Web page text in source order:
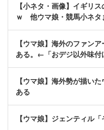
【小ネタ・画像】イギリ
ｗ 他ウマ娘・競馬小ネタ
【ウマ娘】海外のファン
ある。←「おデジ以外味付
【ウマ娘】海外勢が描い
ある
【ウマ娘】ジェンティル